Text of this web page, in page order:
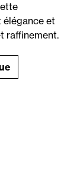
et
raffinement.